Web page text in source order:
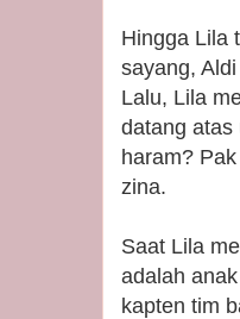
Hingga Lila
sayang,
Lalu, Lila
datang atas
haram?
zina.
Saat Lila
adalah
kapten tim